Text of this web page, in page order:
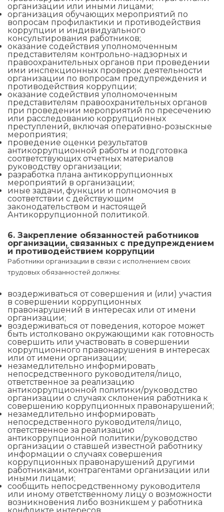
организации или иными лицами;
организация обучающих мероприятий по
вопросам профилактики и противодействия
коррупции и индивидуального
консультирования работников;
оказание содействия уполномоченным
представителям контрольно-надзорных и
правоохранительных органов при проведении
ими инспекционных проверок деятельности
организации по вопросам предупреждения и
противодействия коррупции;
оказание содействия уполномоченным
представителям правоохранительных органов
при проведении мероприятий по пресечению
или расследованию коррупционных
преступлений, включая оперативно-розыскные
мероприятия;
проведение оценки результатов
антикоррупционной работы и подготовка
соответствующих отчетных материалов
руководству организации;
разработка плана антикоррупционных
мероприятий в организации;
иные задачи, функции и полномочия в
соответствии с действующим
законодательством и настоящей
Антикоррупционной политикой.
6. Закрепление обязанностей работников
организации, связанных с предупреждением
и противодействием коррупции
Работники организации в связи с исполнением своих
трудовых обязанностей должны:
воздерживаться от совершения и (или) участия
в совершении коррупционных
правонарушений в интересах или от имени
организации;
воздерживаться от поведения, которое может
быть истолковано окружающими как готовность
совершить или участвовать в совершении
коррупционного правонарушения в интересах
или от имени организации;
незамедлительно информировать
непосредственного руководителя/лицо,
ответственное за реализацию
антикоррупционной политики/руководство
организации о случаях склонения работника к
совершению коррупционных правонарушений;
незамедлительно информировать
непосредственного руководителя/лицо,
ответственное за реализацию
антикоррупционной политики/руководство
организации о ставшей известной работнику
информации о случаях совершения
коррупционных правонарушений другими
работниками, контрагентами организации или
иными лицами;
сообщить непосредственному руководителя
или иному ответственному лицу о возможности
возникновения либо возникшем у работника